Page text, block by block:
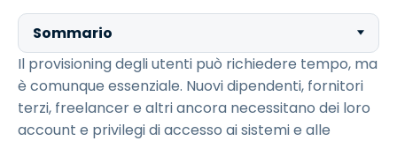
Sommario
Il provisioning degli utenti può richiedere tempo, ma
è comunque essenziale. Nuovi dipendenti, fornitori
terzi, freelancer e altri ancora necessitano dei loro
account e privilegi di accesso ai sistemi e alle